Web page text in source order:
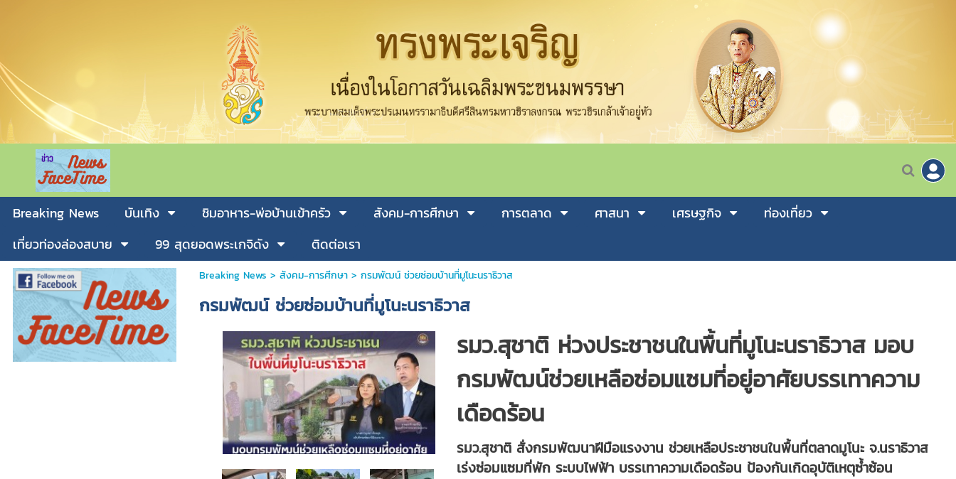
Breaking News บันเทิง ชิมอาหาร-พ่อบ้านเข้าครัว สังคม-การศีกษา การตลาด ศาสนา เศรษฐกิจ
ท่องเที่ยว
เที่ยวท่องล่องสบาย
99 สุดยอดพระเกจิดัง ติดต่อเรา
Breaking News > สังคม-การศีกษา> กรมพัฒน์ ช่วยซ่อมบ้านที่มูโนะนราธิวาส
กรมพัฒน์ ช่วยซ่อมบ้านที่มูโนะนราธิวาส
รมว.สุชาติ ห่วงประชาชนในพื้นที่มูโนะนราธิวาส มอบ
กรมพัฒน์ช่วยเหลือซ่อมแซมที่อยู่อาศัยบรรเทาความ
เดือดร้อน
รมว.สุชาติ สั่งกรมพัฒนาฝีมือแรงงาน ช่วยเหลือประชาชนในพื้นที่ตลาดมูโนะ จ.นราธิวาส
เร่งซ่อมแซมที่พัก ระบบไฟฟ้า บรรเทาความเดือดร้อน ป้องกันเกิดอุบัติเหตุซ้ำซ้อน